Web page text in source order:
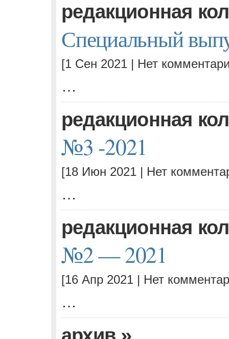
редакционная
Специальный
[1 Сен 2021 | Нет
…
редакционная
№3 -2021
[18 Июн 2021 | Нет
…
редакционная
№2 — 2021
[16 Апр 2021 | Нет
…